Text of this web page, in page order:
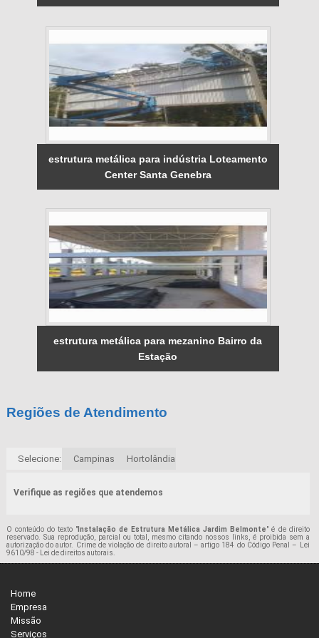
estrutura metálica para indústria Loteamento
Center Santa Genebra
estrutura metálica para mezanino Bairro da
Estação
Regiões de Atendimento
Selecione: Campinas Hortolândia
Verifique as regiões que atendemos
O conteúdo do texto " Instalação de Estrutura Metálica Jardim Belmonte" é de direito
reservado. Sua reprodução, parcial ou total, mesmo citando nossos links, é proibida sem a
autorização do autor. Crime de violação de direito autoral – artigo 184 do Código Penal –
Lei
9610/98 - Lei de direitos autorais
Home
Empresa
Missão
Serviços